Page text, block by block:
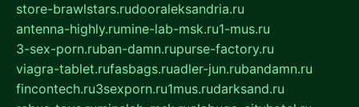
store-brawlstars.rudooraleksandria.ru
antenna-highly.rumine-lab-msk.ru1-mus.ru
3-sex-porn.ruban-damn.rupurse-factory.ru
viagra-tablet.rufasbags.ruadler-jun.rubandamn.ru
fincontech.ru3sexporn.ru1mus.rudarksand.ru